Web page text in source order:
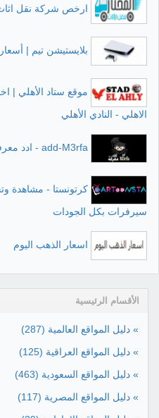
ارخص شركة نقل اثاث
بلايستيشن تيم |
موقع ستاد الأهلي |
الاهلي - النادي الأهلي
add-M3rfa - ادد معرفة
كرتونستا - مشاهدة
سيرفرات بكل الجودات
اسعار الذهب اليوم
الأقسام الرئيسية
» دليل المواقع العالمية (287)
» دليل المواقع العراقية (125)
» دليل المواقع السعودية (463)
» دليل المواقع المصرية (117)